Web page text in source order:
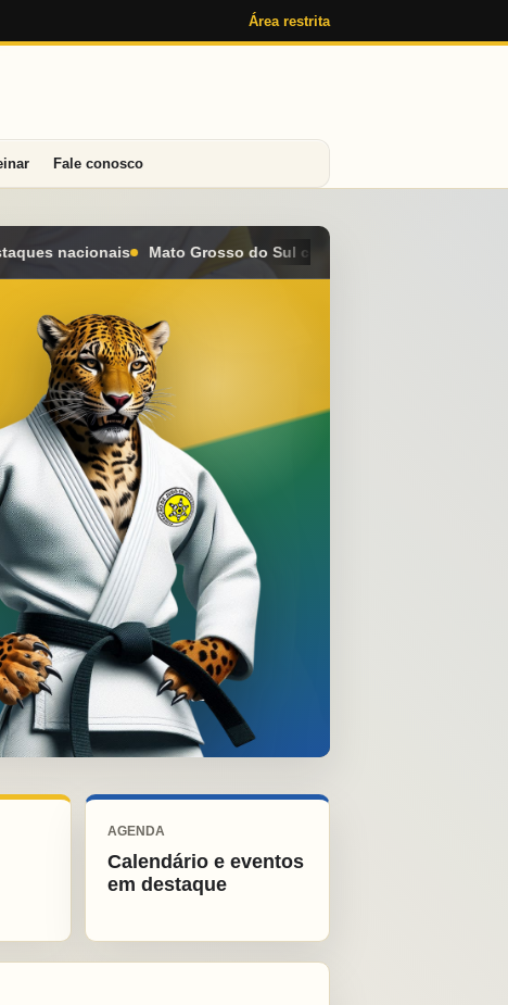
Área restrita
Fale conosco
Sul conquista seis medalhas e alcança o 4º lugar geral no
AGENDA
Calendário e eventos
em destaque